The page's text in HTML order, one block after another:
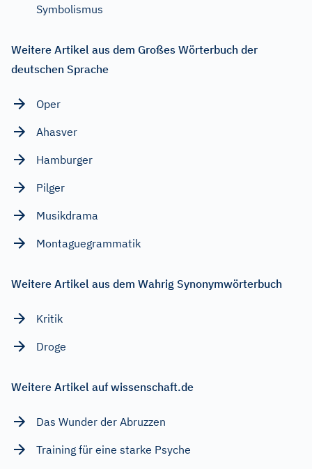
Symbolismus
Weitere Artikel aus dem Großes Wörterbuch der
deutschen Sprache
Oper
Ahasver
Hamburger
Pilger
Musikdrama
Montaguegrammatik
Weitere Artikel aus dem Wahrig Synonymwörterbuch
Kritik
Droge
Weitere Artikel auf wissenschaft.de
Das Wunder der Abruzzen
Training für eine starke Psyche